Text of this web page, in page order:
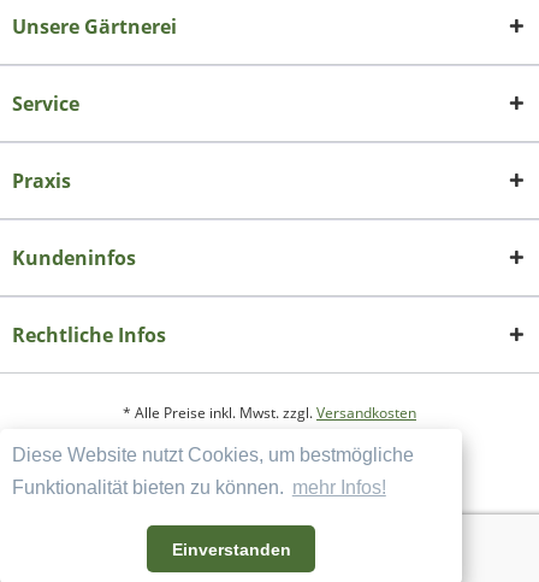
Diese Website nutzt Cookies, um bestmögliche
Funktionalität bieten zu können. mehr Infos!
Einverstanden
Unsere Gärtnerei
Service
Praxis
Kundeninfos
Rechtliche Infos
* Alle Preise inkl. Mwst. zzgl.Versandkosten
Copyright
Datenschutzerklärung
Widerrufsbelehrung und Muster-Widerrufsformular
AGB und Kundeninformation